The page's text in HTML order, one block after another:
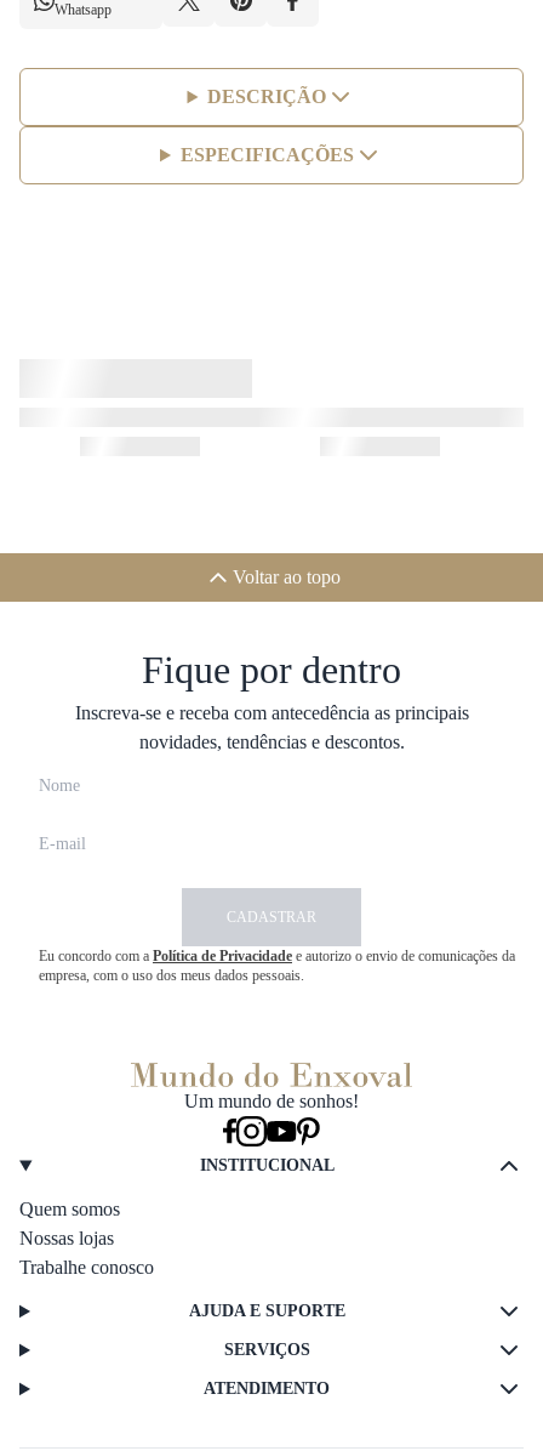
Whatsapp
DESCRIÇÃO
ESPECIFICAÇÕES
Voltar ao topo
Fique por dentro
Inscreva-se e receba com antecedência as principais
novidades, tendências e descontos.
CADASTRAR
Eu concordo com a Política de Privacidade e autorizo o envio de comunicações da
empresa, com o uso dos meus dados pessoais.
Um mundo de sonhos!
INSTITUCIONAL
Quem somos
Nossas lojas
Trabalhe conosco
AJUDA E SUPORTE
SERVIÇOS
ATENDIMENTO